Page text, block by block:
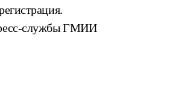
службы ГМИИ